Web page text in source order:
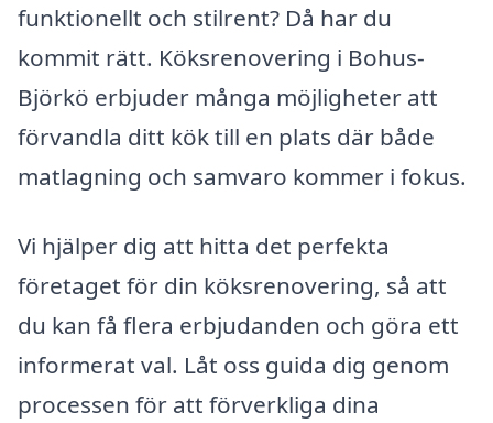
funktionellt och stilrent? Då har du
kommit rätt. Köksrenovering i Bohus-
Björkö erbjuder många möjligheter att
förvandla ditt kök till en plats där både
matlagning och samvaro kommer i fokus.
Vi hjälper dig att hitta det perfekta
företaget för din köksrenovering, så att
du kan få flera erbjudanden och göra ett
informerat val. Låt oss guida dig genom
processen för att förverkliga dina